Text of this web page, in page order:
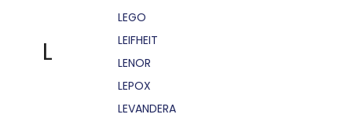
L
LEGO
LEIFHEIT
LENOR
LEPOX
LEVANDERA